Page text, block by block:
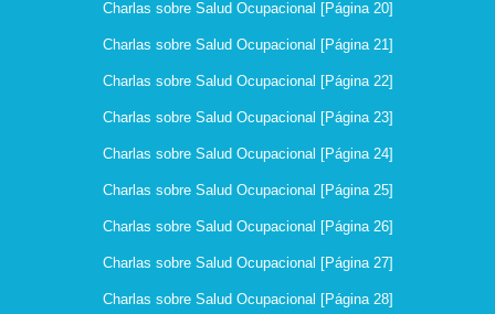
Charlas sobre Salud Ocupacional [Página 20]
Charlas sobre Salud Ocupacional [Página 21]
Charlas sobre Salud Ocupacional [Página 22]
Charlas sobre Salud Ocupacional [Página 23]
Charlas sobre Salud Ocupacional [Página 24]
Charlas sobre Salud Ocupacional [Página 25]
Charlas sobre Salud Ocupacional [Página 26]
Charlas sobre Salud Ocupacional [Página 27]
Charlas sobre Salud Ocupacional [Página 28]